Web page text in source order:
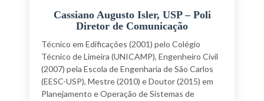
pavimentação, aproveitamento de resíduos
sólidos, solos tropicais, ensaios laboratoriais e
ensaios de campo. Realiza serviços de
consultoria, palestras e mini-cursos por meio da
fundação da universidade (FUNAPE). Tem
participado do Comitê de Integridade Acadêmica
(CIA) da UFG desde 2015, assumindo sua
Cassiano Augusto Isler, USP – Poli
Diretor de Comunicação
Técnico em Edificações (2001) pelo Colégio
Técnico de Limeira (UNICAMP), Engenheiro Civil
(2007) pela Escola de Engenharia de São Carlos
(EESC-USP), Mestre (2010) e Doutor (2015) em
Planejamento e Operação de Sistemas de